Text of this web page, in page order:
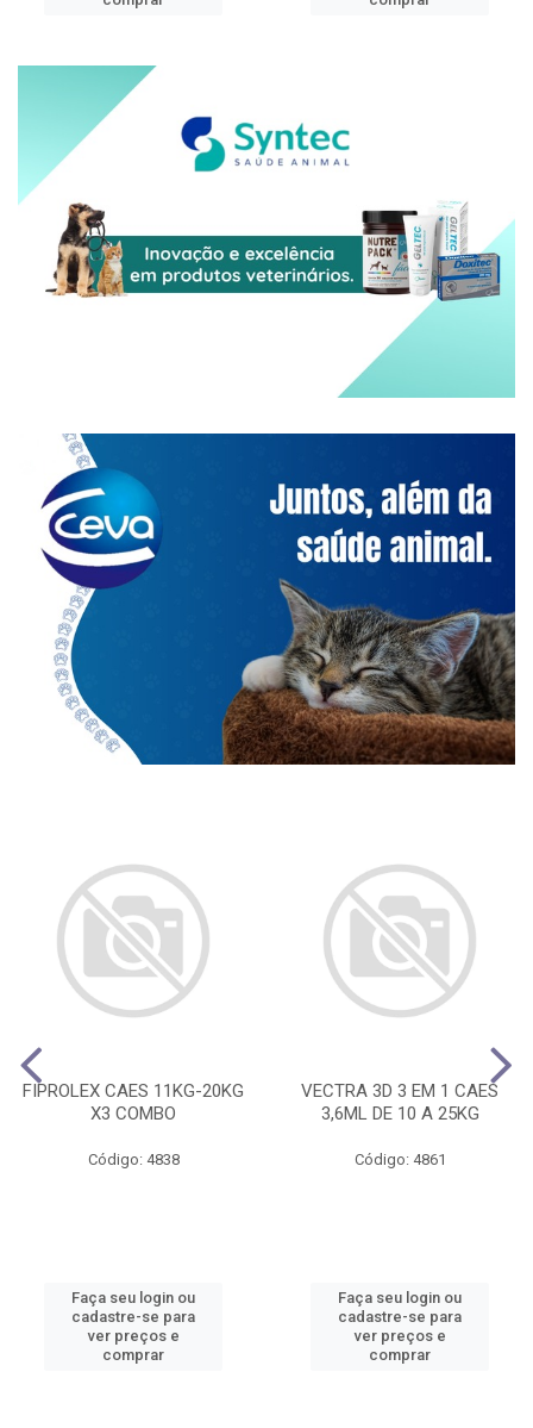
FIPROLEX CAES 11KG-20KG
X3 COMBO
Código: 4838
Faça seu login ou
cadastre-se para
ver preços e
comprar
VECTRA 3D 3 EM 1 CAES
3,6ML DE 10 A 25KG
Código: 4861
Faça seu login ou
cadastre-se para
ver preços e
comprar